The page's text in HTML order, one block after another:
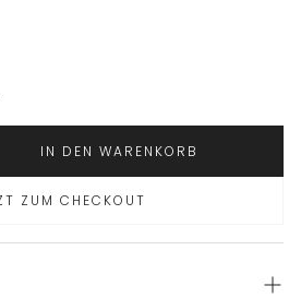
IN DEN WARENKORB
ZUM CHECKOUT